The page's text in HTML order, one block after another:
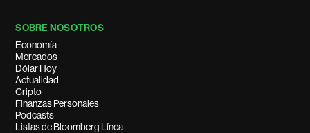
SOBRE NOSOTROS
Economía
Mercados
Dólar Hoy
Actualidad
Cripto
Finanzas Personales
Podcasts
Listas de Bloomberg Línea